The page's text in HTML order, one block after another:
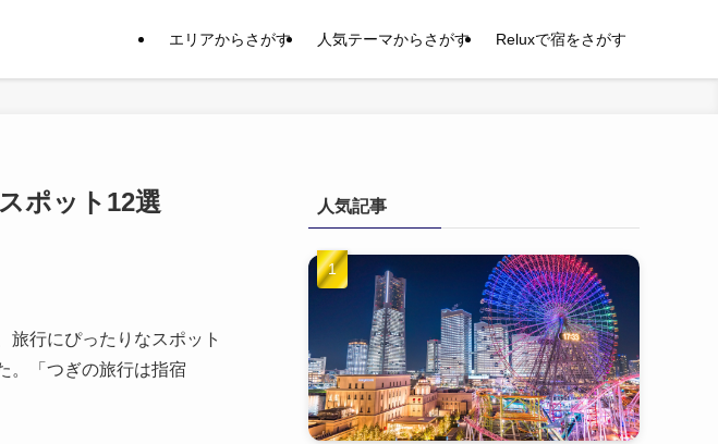
エリアからさがす 人気テーマからさがす Reluxで宿をさがす
ポット12選
旅行にぴったりなスポット
。「つぎの旅行は指宿
人気記事